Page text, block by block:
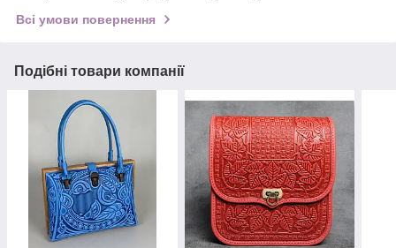
Всі умови повернення
Подібні товари компанії